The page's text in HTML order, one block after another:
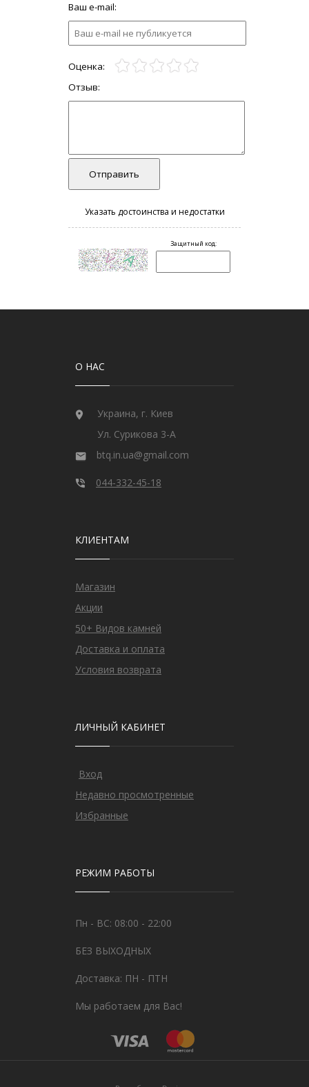
О НАС
Украина, г. Киев
Ул. Сурикова 3-А
btq.in.ua@gmail.com
044-332-45-18
КЛИЕНТАМ
Магазин
Акции
50+ Видов камней
Доставка и оплата
Условия возврата
ЛИЧНЫЙ КАБИНЕТ
Вход
Недавно просмотренные
Избранные
РЕЖИМ РАБОТЫ
Пн - ВС: 08:00 - 22:00
БЕЗ ВЫХОДНЫХ
Доставка: ПН - ПТН
Мы работаем для Вас!